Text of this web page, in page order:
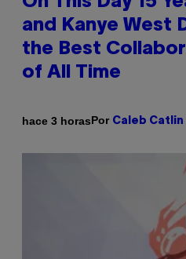
and Kanye West
the Best
of All Time
hace 3 horasPor Caleb Catlin